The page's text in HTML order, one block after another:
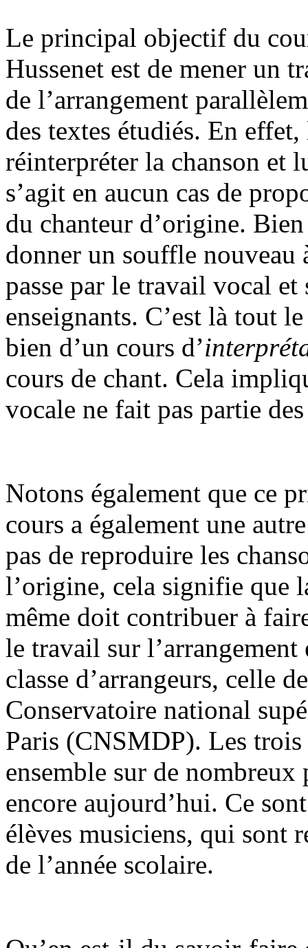
Le principal objectif du
Hussenet est de mener un
de l’arrangement
des textes étudiés. En
réinterpréter la chanson et
s’agit en aucun cas de
du chanteur d’origine.
donner un souffle nouveau
passe par le travail vocal et
enseignants. C’est là tout
bien d’un cours d’
cours de chant. Cela
vocale ne fait pas partie
Notons également que ce
cours a également une
pas de reproduire les
l’origine, cela signifie que
même doit contribuer à
le travail sur
classe d’arrangeurs, celle
Conservatoire national
Paris (CNSMDP). Les
ensemble sur de
encore aujourd’hui. Ce
élèves musiciens, qui sont
de l’année scolaire.